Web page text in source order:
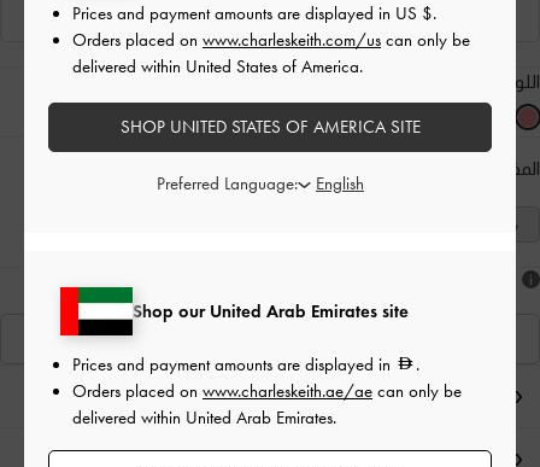
اللون:
المقاس:
35
ملاحظات المحرر
تفاصيل المنتج وتعليمات العناية
Shop our United Arab Emirates site
Prices and payment amounts are displayed in
.
Orders placed on www.charleskeith.ae/ae can only be
delivered within United Arab Emirates.
Prices and payment amounts are displayed in US $.
Orders placed on www.charleskeith.com/us can only be
delivered within United States of America.
SHOP UNITED STATES OF AMERICA SITE
Preferred Language: